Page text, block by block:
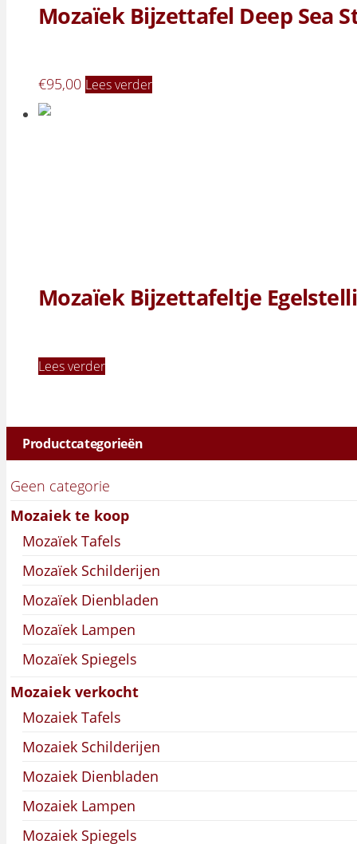
Mozaïek Bijzettafel Deep Sea
€95,00 Lees verder
Mozaïek Bijzettafeltje
Lees verder
Productcategorieën
Geen categorie
Mozaiek te koop
Mozaïek Tafels
Mozaïek Schilderijen
Mozaïek Dienbladen
Mozaïek Lampen
Mozaïek Spiegels
Mozaiek verkocht
Mozaiek Tafels
Mozaiek Schilderijen
Mozaiek Dienbladen
Mozaiek Lampen
Mozaiek Spiegels